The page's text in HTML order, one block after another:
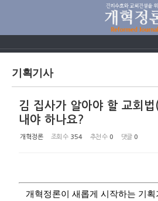
기획기사
김 집사가 알아야 할 교회
내야 하나요?
개혁정론 조회 수 354 추천 수 0 댓글 0
개혁정론이 새롭게 시작하는 기획
Sketchbook5, 스
Sketchbook5, 스